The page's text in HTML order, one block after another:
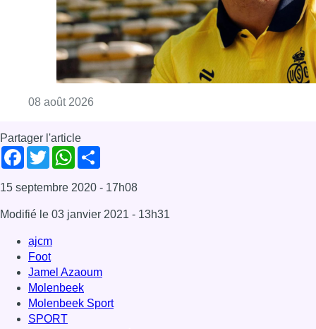
08 août 2026
Partager l'article
Facebook
TwitterWhatsApp
15 septembre 2020 - 17h08
Modifié le 03 janvier 2021 - 13h31
ajcm
Foot
Jamel Azaoum
Molenbeek
Molenbeek Sport
SPORT